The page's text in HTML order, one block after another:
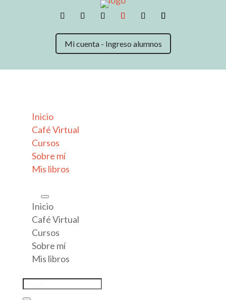
Mi cuenta - Ingreso alumnos
Inicio
Café Virtual
Cursos
Sobre mí
Mis libros
Inicio
Café Virtual
Cursos
Sobre mí
Mis libros